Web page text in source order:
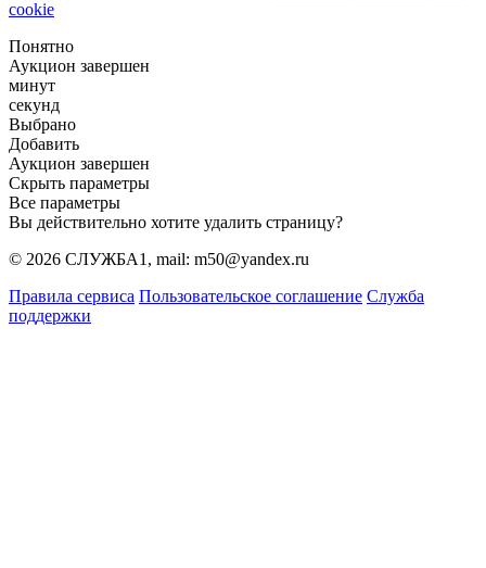
cookie
Понятно
Аукцион завершен
минут
секунд
Выбрано
Добавить
Аукцион завершен
Скрыть параметры
Все параметры
Вы действительно хотите удалить страницу?
© 2026 СЛУЖБА1, mail: m50@yandex.ru
Правила сервиса Пользовательское соглашение Служба
поддержки